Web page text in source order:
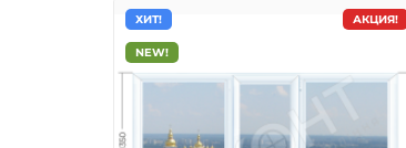
АКЦИЯ!
ХИТ!
NEW!